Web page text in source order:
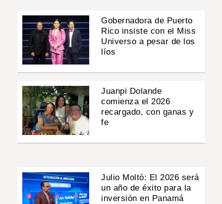
Gobernadora de Puerto
Rico insiste con el Miss
Universo a pesar de los
líos
Juanpi Dolande
comienza el 2026
recargado, con ganas y
fe
Julio Moltó: El 2026 será
un año de éxito para la
inversión en Panamá